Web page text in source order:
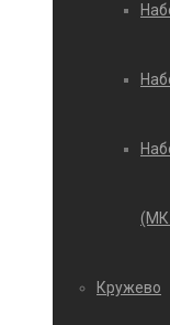
(МК
Кружево